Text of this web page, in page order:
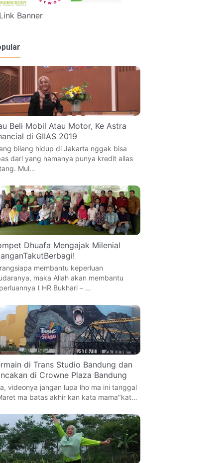
Beli Mobil Atau Motor, Ke Astra
di GIIAS 2019
bilang hidup di Jakarta nggak bisa
dari yang namanya punya kredit alias
Mul…
Dhuafa Mengajak Milenial
membantu keperluan
maka Allah akan membantu
( HR Bukhari – …
di Trans Studio Bandung dan
di Crowne Plaza Bandung
videonya jangan lupa lho ma ini tanggal
ma batas akhir kan kata mama"kat…